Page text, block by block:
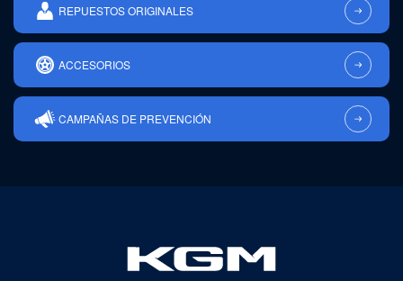
REPUESTOS ORIGINALES
ACCESORIOS
CAMPAÑAS DE PREVENCIÓN